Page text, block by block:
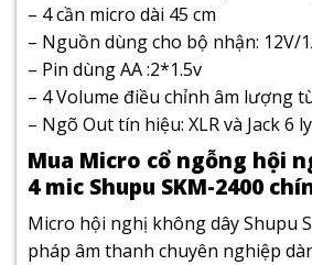
– 4 cần micro dài 45 cm
– Nguồn dùng cho bộ nhận: 12V/
– Pin dùng AA :2*1.5v
– 4 Volume điều chỉnh âm lượng
– Ngõ Out tín hiệu: XLR và Jack 6
Mua Micro cổ ngỗng hội
4 mic Shupu SKM-2400
Micro hội nghị không dây Shupu
pháp âm thanh chuyên nghiệp